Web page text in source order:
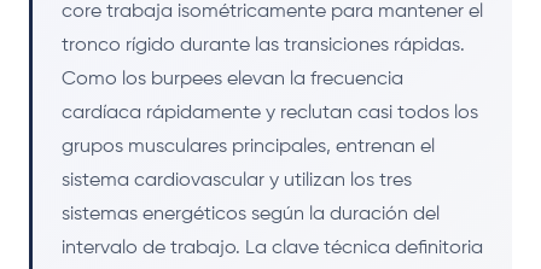
core trabaja isométricamente para mantener el
tronco rígido durante las transiciones rápidas.
Como los burpees elevan la frecuencia
cardíaca rápidamente y reclutan casi todos los
grupos musculares principales, entrenan el
sistema cardiovascular y utilizan los tres
sistemas energéticos según la duración del
intervalo de trabajo. La clave técnica definitoria